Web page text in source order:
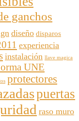
ganchos
diseño disparos
experiencia
instalación llave magica
UNE
protectores
puertas
raso muro